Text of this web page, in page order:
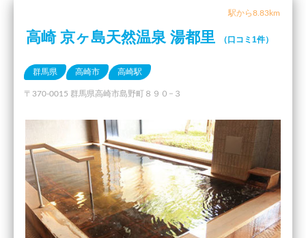
駅から8.83km
高崎 京ヶ島天然温泉 湯都里 （口コミ1件）
群馬県 高崎市 高崎駅
〒370-0015 群馬県高崎市島野町８９０−３